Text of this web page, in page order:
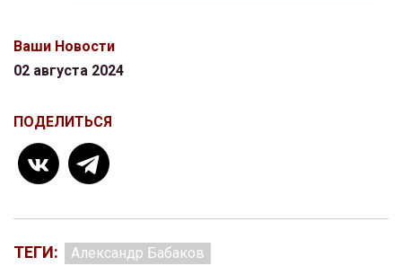
Ваши Новости
02 августа 2024
ПОДЕЛИТЬСЯ
ТЕГИ: Александр Бабаков